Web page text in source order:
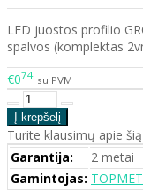
LED juostos profilio
spalvos (komplektas
€074 su PVM
Turite klausimų apie
Garantija:
2 metai
Gamintojas: TOPMET